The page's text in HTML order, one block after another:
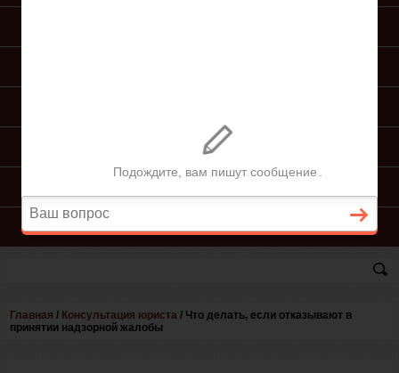
ПОДАЧА ИСКА
КОНСУЛЬТАЦИЯ ЮРИСТА
Главная / Консультация юриста / Что делать, если отказывают в
принятии надзорной жалобы